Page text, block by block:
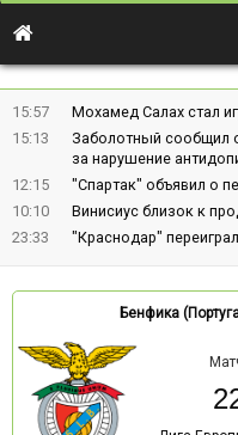
15:57
Мохамед Салах стал
15:13
Заболотный сообщил
за нарушение
12:15
"Спартак" объявил о
10:10
Винисиус близок к
23:33
"Краснодар"
Бенфика